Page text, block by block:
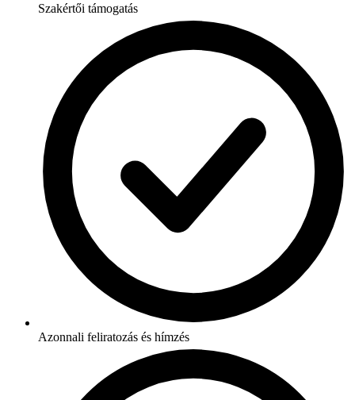
Szakértői támogatás
Azonnali feliratozás és hímzés